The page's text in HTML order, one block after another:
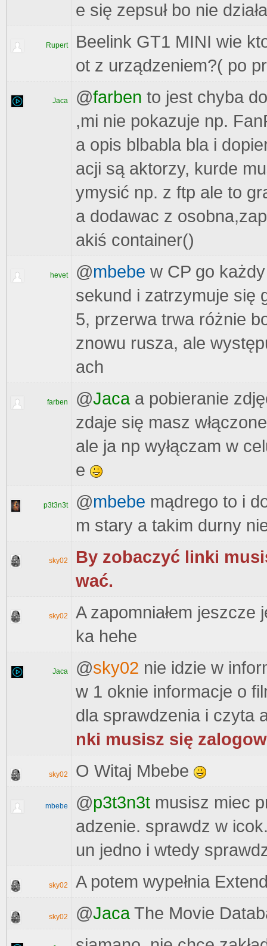
e się zepsuł bo nie
Rupert
Beelink GT1 MINI wie
ot z urządzeniem?( po
Jaca @farben to jest chyba
,mi nie pokazuje np.
a opis blbabla bla i
acji są aktorzy, kurde
ymysić np. z ftp ale to
a dodawac z
akiś container()
hevet @mbebe w CP go
sekund i zatrzymuje się
5, przerwa trwa różnie
znowu rusza, ale
ach
farben @Jaca a pobieranie
zdaje się masz
ale ja np wyłączam w
e
p3t3n3t @mbebe mądrego to i
m stary a takim durny
sky02
By zobaczyć linki
wać.
sky02
A zapomniałem
ka hehe
Jaca @sky02 nie idzie w
w 1 oknie informacje o
dla sprawdzenia i czyta
nki musisz się
sky02 O Witaj Mbebe
mbebe @p3t3n3t musisz miec
adzenie. sprawdz w
un jedno i wtedy
sky02 A potem wypełnia
sky02 @Jaca The Movie